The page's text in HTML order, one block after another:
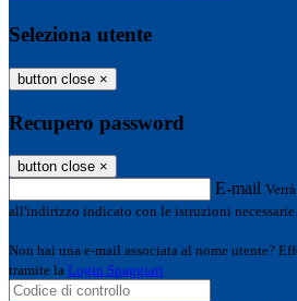
Seleziona utente
button close ×
Recupero password
button close ×
E-mail
all'indirizzo indicato con le istruzioni necessarie.
Non hai una e-mail associata al nome utente?
tramite la Login Spaggiari